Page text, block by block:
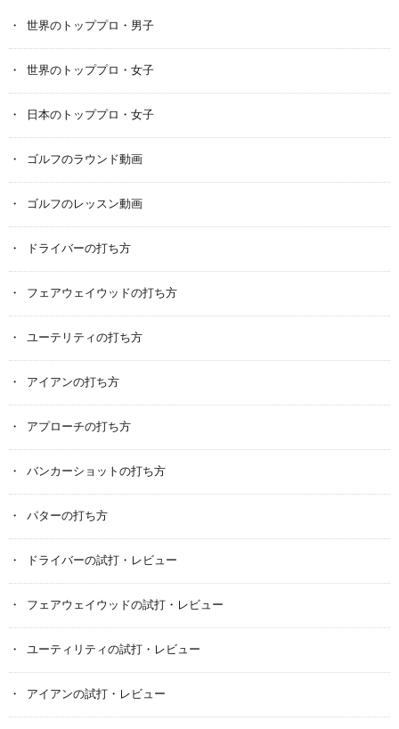
世界のトッププロ・男子
世界のトッププロ・女子
日本のトッププロ・女子
ゴルフのラウンド動画
ゴルフのレッスン動画
ドライバーの打ち方
フェアウェイウッドの打ち方
ユーテリティの打ち方
アイアンの打ち方
アプローチの打ち方
バンカーショットの打ち方
パターの打ち方
ドライバーの試打・レビュー
フェアウェイウッドの試打・レビュー
ユーティリティの試打・レビュー
アイアンの試打・レビュー